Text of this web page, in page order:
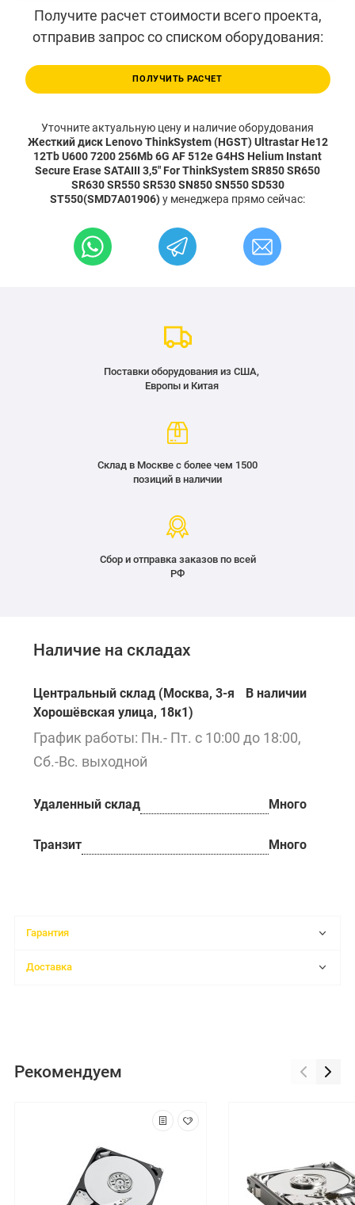
Получите расчет стоимости всего проекта,
отправив запрос со списком оборудования:
ПОЛУЧИТЬ РАСЧЕТ
Уточните актуальную цену и наличие оборудования
Жесткий диск Lenovo ThinkSystem (HGST) Ultrastar He12
12Tb U600 7200 256Mb 6G AF 512e G4HS Helium Instant
Secure Erase SATAIII 3,5" For ThinkSystem SR850 SR650
SR630 SR550 SR530 SN850 SN550 SD530
ST550(SMD7A01906)у менеджера прямо сейчас:
Поставки оборудования из США,
Европы и Китая
Склад в Москве с более чем 1500
позиций в наличии
Сбор и отправка заказов по всей
РФ
Наличие на складах
Центральный склад (Москва, 3-я
Хорошёвская улица, 18к1)
В наличии
График работы: Пн.- Пт. с 10:00 до 18:00,
Сб.-Вс. выходной
Удаленный склад Много
Транзит Много
Гарантия
Доставка
Рекомендуем